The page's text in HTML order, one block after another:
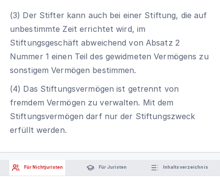
(3) Der Stifter kann auch bei einer Stiftung, die auf
unbestimmte Zeit errichtet wird, im
Stiftungsgeschäft abweichend von Absatz 2
Nummer 1 einen Teil des gewidmeten Vermögens zu
sonstigem Vermögen bestimmen.
(4) Das Stiftungsvermögen ist getrennt von
fremdem Vermögen zu verwalten. Mit dem
Stiftungsvermögen darf nur der Stiftungszweck
erfüllt werden.
Für Nichtjuristen Für Juristen Inhaltsverzeichnis